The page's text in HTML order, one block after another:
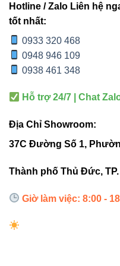
chiếu
4. Ví dụ thực
hiển thị tự nhiên
hơn, doanh thu cải
Hotline / Zalo Liên hệ
tốt nhất:
0933 320 468
0948 946 109
0938 461 348
Hỗ trợ 24/7 | Chat
Địa Chỉ Showroom:
37C Đường Số 1,
Thành phố Thủ Đức,
Giờ làm việc: 8:00 -